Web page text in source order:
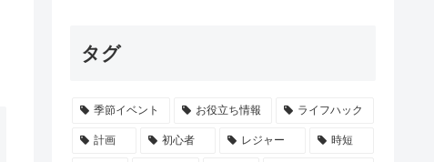
タグ
季節イベント お役立ち情報 ライフハック
計画 初心者 レジャー 時短